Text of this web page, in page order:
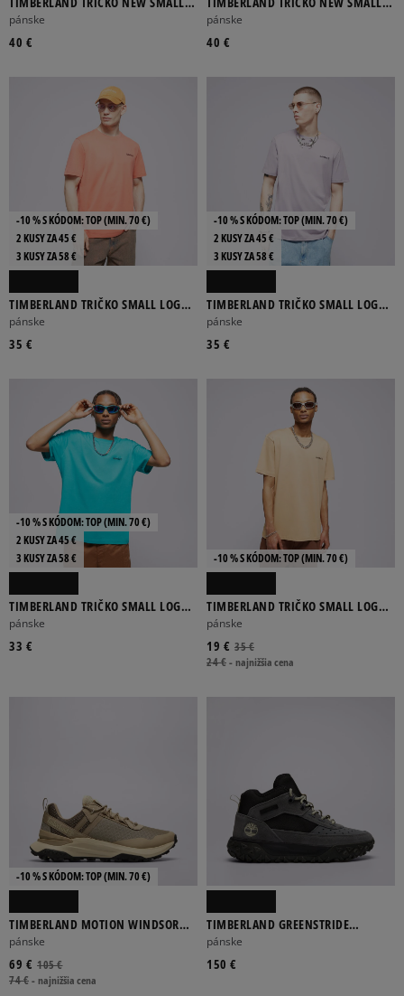
LOGO PRINT SS TEE DARK SAPPHIRE
pánske
40 €
LOGO PRINT SS TEE GREEN GABLES
B
pánske
40 €
-10 % S KÓDOM: TOP (MIN. 70 €)
2 KUSY ZA 45 €
3 KUSY ZA 58 €
TIMBERLAND TRIČKO SMALL LOGO
PRINT TEE
pánske
35 €
-10 % S KÓDOM: TOP (MIN. 70 €)
2 KUSY ZA 45 €
3 KUSY ZA 58 €
TIMBERLAND TRIČKO SMALL LOGO
PRINT TEE
pánske
35 €
-10 % S KÓDOM: TOP (MIN. 70 €)
2 KUSY ZA 45 €
3 KUSY ZA 58 €
TIMBERLAND TRIČKO SMALL LOGO
PRINT
pánske
33 €
-10 % S KÓDOM: TOP (MIN. 70 €)
TIMBERLAND TRIČKO SMALL LOGO
PRINT TEE
pánske
35 €
19 €
24 €-najnižšia cena
-10 % S KÓDOM: TOP (MIN. 70 €)
TIMBERLAND MOTION WINDSOR
LOW LACE SNEAKER
pánske
105 €
69 €
74 €-najnižšia cena
TIMBERLAND GREENSTRIDE
MOTION 6 MID LACE UP SNEAKER
pánske
150 €